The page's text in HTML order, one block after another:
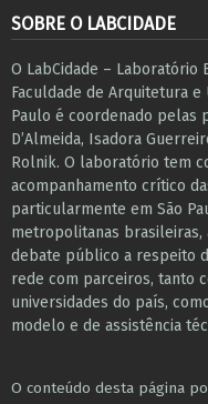
SOBRE O LABCIDADE
O LabCidade – Laboratório
Faculdade de Arquitetura e
Paulo é coordenado pelas
D’Almeida, Isadora
Rolnik. O laboratório tem
acompanhamento crítico
particularmente em São
metropolitanas brasileiras,
debate público a respeito
r​e​de com parceiros, tanto
universidades do país,
modelo e de assistência
O conteúdo desta página